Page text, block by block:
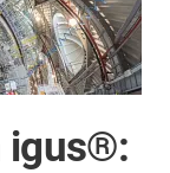
igus®: